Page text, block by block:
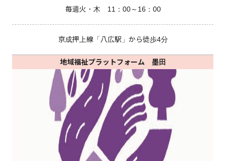
毎週火・木 11：00～16：00
京成押上線「八広駅」から徒歩4分
地域福祉プラットフォーム 墨田